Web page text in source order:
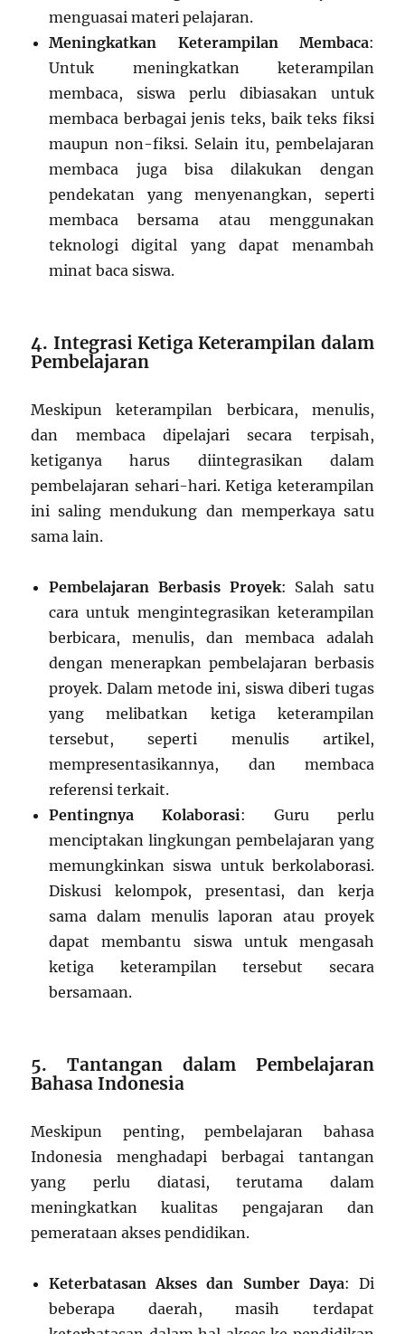
menguasai materi pelajaran.
Meningkatkan Keterampilan Membaca:
Untuk meningkatkan keterampilan
membaca, siswa perlu dibiasakan untuk
membaca berbagai jenis teks, baik teks fiksi
maupun non-fiksi. Selain itu, pembelajaran
membaca juga bisa dilakukan dengan
pendekatan yang menyenangkan, seperti
membaca bersama atau menggunakan
teknologi digital yang dapat menambah
minat baca siswa.
4. Integrasi Ketiga Keterampilan dalam
Pembelajaran
Meskipun keterampilan berbicara, menulis,
dan membaca dipelajari secara terpisah,
ketiganya harus diintegrasikan dalam
pembelajaran sehari-hari. Ketiga keterampilan
ini saling mendukung dan memperkaya satu
sama lain.
Pembelajaran Berbasis Proyek: Salah satu
cara untuk mengintegrasikan keterampilan
berbicara, menulis, dan membaca adalah
dengan menerapkan pembelajaran berbasis
proyek. Dalam metode ini, siswa diberi tugas
yang melibatkan ketiga keterampilan
tersebut, seperti menulis artikel,
mempresentasikannya, dan membaca
referensi terkait.
Pentingnya Kolaborasi: Guru perlu
menciptakan lingkungan pembelajaran yang
memungkinkan siswa untuk berkolaborasi.
Diskusi kelompok, presentasi, dan kerja
sama dalam menulis laporan atau proyek
dapat membantu siswa untuk mengasah
ketiga keterampilan tersebut secara
bersamaan.
5. Tantangan dalam Pembelajaran
Bahasa Indonesia
Meskipun penting, pembelajaran bahasa
Indonesia menghadapi berbagai tantangan
yang perlu diatasi, terutama dalam
meningkatkan kualitas pengajaran dan
pemerataan akses pendidikan.
Keterbatasan Akses dan Sumber Daya: Di
beberapa daerah, masih terdapat